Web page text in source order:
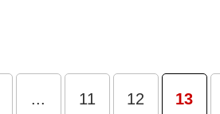
... 11 12 13